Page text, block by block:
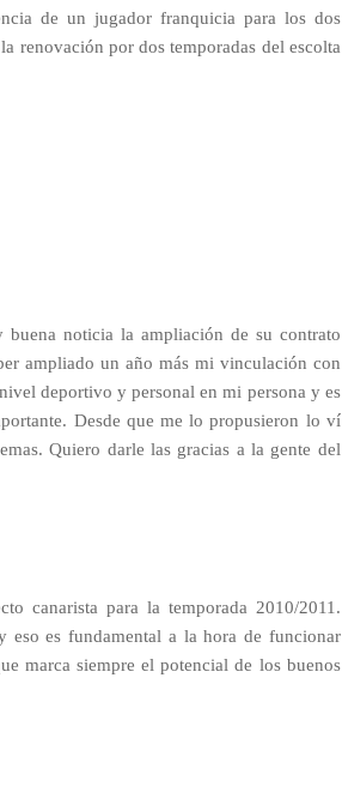
de un jugador franquicia para los dos
renovación por dos temporadas del escolta
noticia la ampliación de su contrato
ampliado un año más mi vinculación con
deportivo y personal en mi persona y es
Desde que me lo propusieron lo ví
Quiero darle las gracias a la gente del
canarista para la temporada 2010/2011.
eso es fundamental a la hora de funcionar
marca siempre el potencial de los buenos